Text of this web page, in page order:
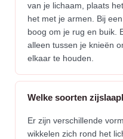
van je lichaam, plaats
het met je armen. Bij
boog om je rug en buik.
alleen tussen je knieën
elkaar te houden.
Welke soorten
Er zijn verschillende
wikkelen zich rond het